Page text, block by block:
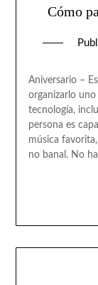
Cómo
Aniversario –
organizarlo uno
tecnología,
persona es
música
no banal. No